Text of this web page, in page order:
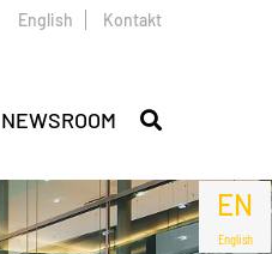
EN
English
English Kontakt
NEWSROOM